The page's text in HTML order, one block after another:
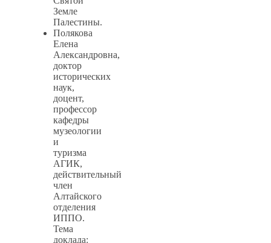
Земле
Палестины.
Полякова
Елена
Александровна,
доктор
исторических
наук,
доцент,
профессор
кафедры
музеологии
и
туризма
АГИК,
действительный
член
Алтайского
отделения
ИППО.
Тема
доклада: